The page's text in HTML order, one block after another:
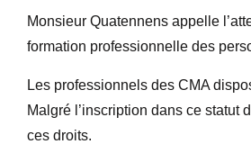
Monsieur Quatennens appelle
formation professionnelle des
Les professionnels des CMA
Malgré l’inscription dans ce statut
ces droits.